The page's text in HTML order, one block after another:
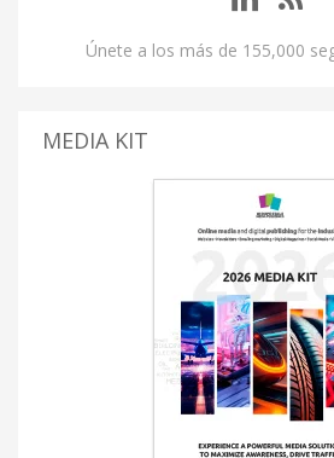
Únete a los más de 155,000
MEDIA KIT